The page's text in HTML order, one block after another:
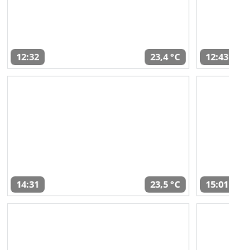
12:32 23,4 °C 12:43
14:31 23,5 °C 15:01